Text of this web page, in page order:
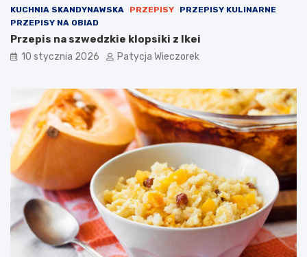
KUCHNIA SKANDYNAWSKA PRZEPISY
PRZEPISY KULINARNE
PRZEPISY NA OBIAD
Przepis na szwedzkie klopsiki z Ikei
10 stycznia 2026 Patycja Wieczorek